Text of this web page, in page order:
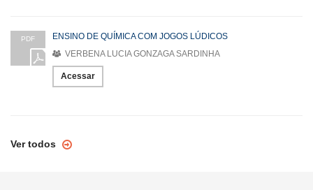
PDF
ENSINO DE QUÍMICA COM JOGOS LÚDICOS
VERBENA LUCIA GONZAGA SARDINHA
Acessar
Ver todos